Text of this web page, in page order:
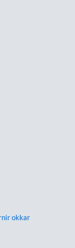
okkar